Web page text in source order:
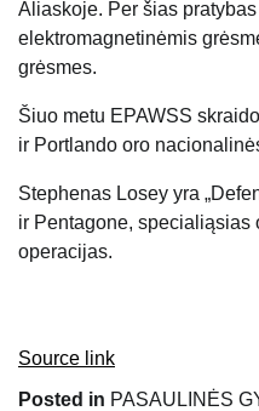
Aliaskoje. Per šias
elektromagnetinėmis
grėsmes.
Šiuo metu EPAWSS
ir Portlando oro
Stephenas Losey yra
ir Pentagone, specialiąsias
operacijas.
Source link
Posted in PASAULINĖS